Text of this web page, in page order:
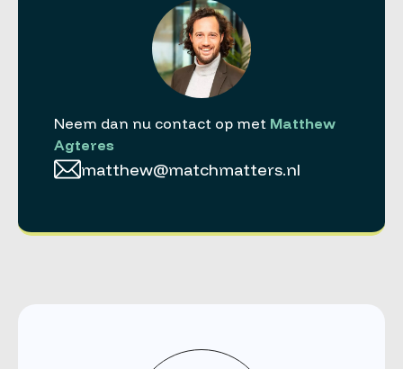
Neem dan nu contact op met Matthew
Agteres
matthew@matchmatters.nl